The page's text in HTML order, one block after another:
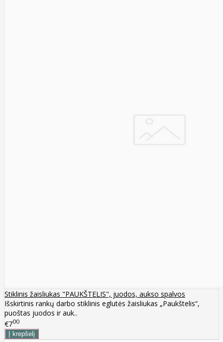
Stiklinis žaisliukas "PAUKŠTELIS", juodos, aukso spalvos
Išskirtinis rankų darbo stiklinis eglutės žaisliukas „Paukštelis“,
puoštas juodos ir auk..
€700